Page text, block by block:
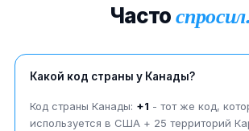
Частоспросил.
Какой код страны у Канады?
Код страны Канады: +1 - тот же код,
используется в США + 25 территорий